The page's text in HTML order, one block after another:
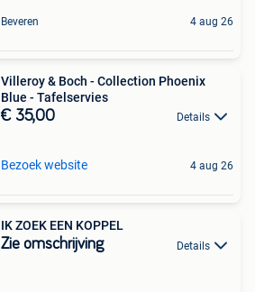
Beveren 4 aug 26
Villeroy & Boch - Collection Phoenix
Blue - Tafelservies
€ 35,00 Details
Bezoek website 4 aug 26
IK ZOEK EEN KOPPEL
Zie omschrijving Details